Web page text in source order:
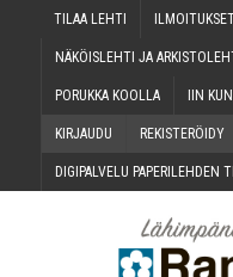
TILAA LEH­TI
NÄKÖIS­LEH­TI JA
PORUK­KA KOOLLA IIN
KIR­JAU­DU REKIS­TE­RÖI­DY
DIGI­PAL­VE­LU PAPE­RI­LEH­DEN